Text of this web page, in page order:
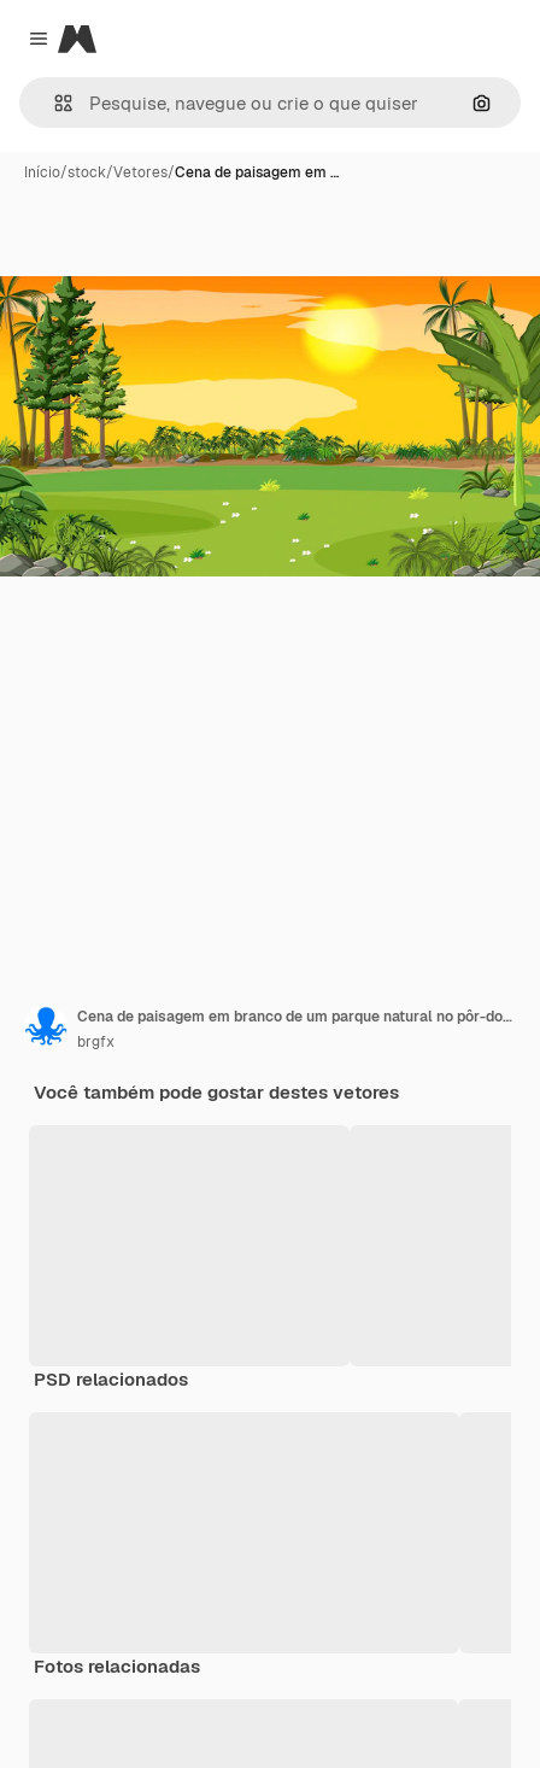
Close menu
Magnific
Início/stock/Vetores/Cena de paisagem em …
Cena de paisagem em branco de um parque natural no pôr-do-sol
brgfx
Você também pode gostar destes vetores
PSD relacionados
Fotos relacionadas